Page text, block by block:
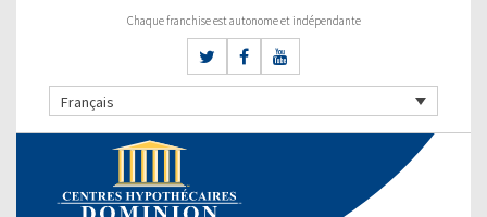
Chaque franchise est autonome et indépendante
Français